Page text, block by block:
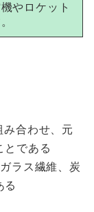
やロケット
合わせ、元
とである
ラス繊維、炭
る